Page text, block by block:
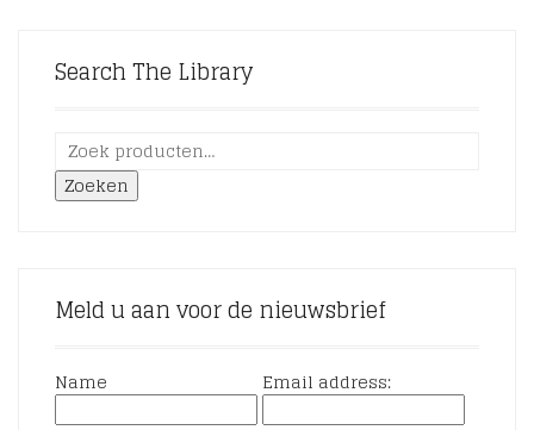
Search The Library
Zoeken
Meld u aan voor de nieuwsbrief
Name Email address: